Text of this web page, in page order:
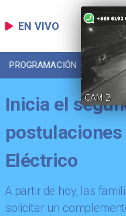
EN VIVO
PROGRAMACIÓN
Inicia el
Eléctrico
​A partir de hoy, las
solicitar un